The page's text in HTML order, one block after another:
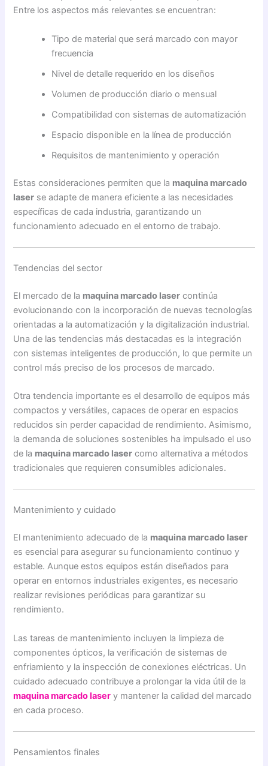
Entre los aspectos más relevantes se encuentran:
Tipo de material que será marcado con mayor
frecuencia
Nivel de detalle requerido en los diseños
Volumen de producción diario o mensual
Compatibilidad con sistemas de automatización
Espacio disponible en la línea de producción
Requisitos de mantenimiento y operación
Estas consideraciones permiten que la maquina marcado
laser se adapte de manera eficiente a las necesidades
específicas de cada industria, garantizando un
funcionamiento adecuado en el entorno de trabajo.
Tendencias del sector
El mercado de la maquina marcado laser continúa
evolucionando con la incorporación de nuevas tecnologías
orientadas a la automatización y la digitalización industrial.
Una de las tendencias más destacadas es la integración
con sistemas inteligentes de producción, lo que permite un
control más preciso de los procesos de marcado.
Otra tendencia importante es el desarrollo de equipos más
compactos y versátiles, capaces de operar en espacios
reducidos sin perder capacidad de rendimiento. Asimismo,
la demanda de soluciones sostenibles ha impulsado el uso
de la maquina marcado laser como alternativa a métodos
tradicionales que requieren consumibles adicionales.
Mantenimiento y cuidado
El mantenimiento adecuado de la maquina marcado laser
es esencial para asegurar su funcionamiento continuo y
estable. Aunque estos equipos están diseñados para
operar en entornos industriales exigentes, es necesario
realizar revisiones periódicas para garantizar su
rendimiento.
Las tareas de mantenimiento incluyen la limpieza de
componentes ópticos, la verificación de sistemas de
enfriamiento y la inspección de conexiones eléctricas. Un
cuidado adecuado contribuye a prolongar la vida útil de la
maquina marcado laser y mantener la calidad del marcado
en cada proceso.
Pensamientos finales